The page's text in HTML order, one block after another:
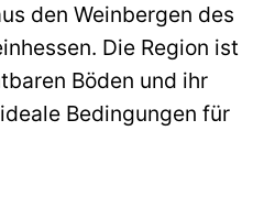
den Weinbergen des
Die Region ist
Böden und ihr
Bedingungen für